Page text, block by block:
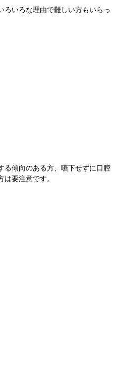
いろな理由で難しい方もいらっ
る傾向のある方、嚥下せずに口腔
要注意です。